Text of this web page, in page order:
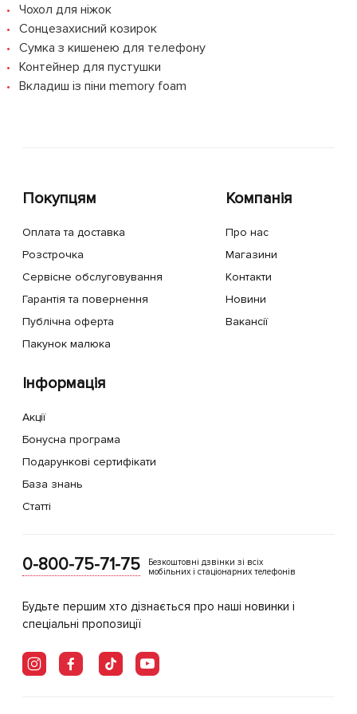
Чохол для ніжок
Сонцезахисний козирок
Сумка з кишенею для телефону
Контейнер для пустушки
Вкладиш із піни memory foam
Покупцям
Оплата та доставка
Розстрочка
Сервісне обслуговування
Гарантія та повернення
Публічна оферта
Пакунок малюка
Компанія
Про нас
Магазини
Контакти
Новини
Вакансії
Інформація
Акції
Бонусна програма
Подарункові сертифікати
База знань
Статті
0-800-75-71-75
Безкоштовні дзвінки зі всіх
мобільних і стаціонарних телефонів
Будьте першим хто дізнається про наші новинки і
спеціальні пропозиції